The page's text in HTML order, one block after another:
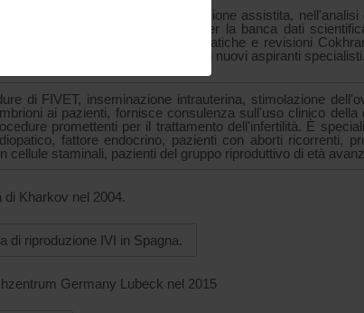
di tecnologia di riproduzione assistita, nell'analisi
di dati statistici, nel reporting per la banca dati
in numerose analisi sistematiche e revisioni
la formazione e la supervisione di nuovi aspiranti specialisti.
di FIVET, inseminazione intrauterina, stimolazione
ai pazienti, fornisce consulenza sull'uso clinico della
promettenti per il trattamento dell'infertilità. È
fattore endocrino, pazienti con aborti ricorrenti,
cellule staminali, pazienti del gruppo riproduttivo di età
di Kharkov nel 2004.
di riproduzione IVI in Spagna.
Germany Lubeck nel 2015